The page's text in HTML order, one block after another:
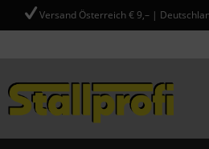
Versand Österreich € 9,– |